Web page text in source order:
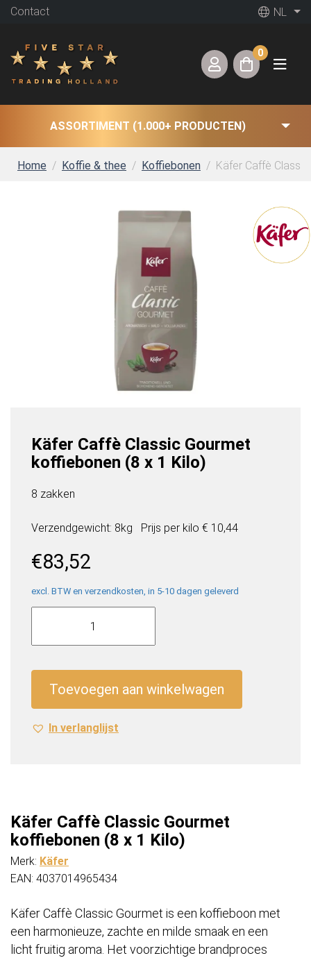
Contact NL
0
ASSORTIMENT (1.000+ PRODUCTEN)
Home Koffie & thee Koffiebonen Käfer Caffè
Käfer Caffè Classic Gourmet
koffiebonen (8 x 1 Kilo)
8 zakken
Verzendgewicht: 8kg Prijs per kilo € 10,44
€83,52
excl. BTW en verzendkosten, in 5-10 dagen geleverd
Käfer
Classic
x
1
Toevoegen aan winkelwagen
In verlanglijst
Käfer Caffè Classic Gourmet
koffiebonen (8 x 1 Kilo)
Merk: Käfer
EAN: 4037014965434
Käfer Caffè Classic Gourmet is een koffieboon met
een harmonieuze, zachte en milde smaak en een
licht fruitig aroma. Het voorzichtige brandproces